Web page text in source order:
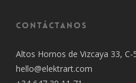
Contáctanos
Altos Hornos de Vizcaya 33,
hello@elektrart.com